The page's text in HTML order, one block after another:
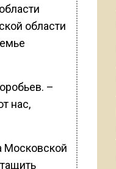
области
–
нас,
Московской